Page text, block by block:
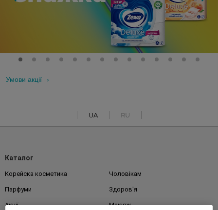
Умови акції
UA RU
Каталог
Корейска косметика Чоловікам
Парфуми Здоров'я
Акції Макіяж